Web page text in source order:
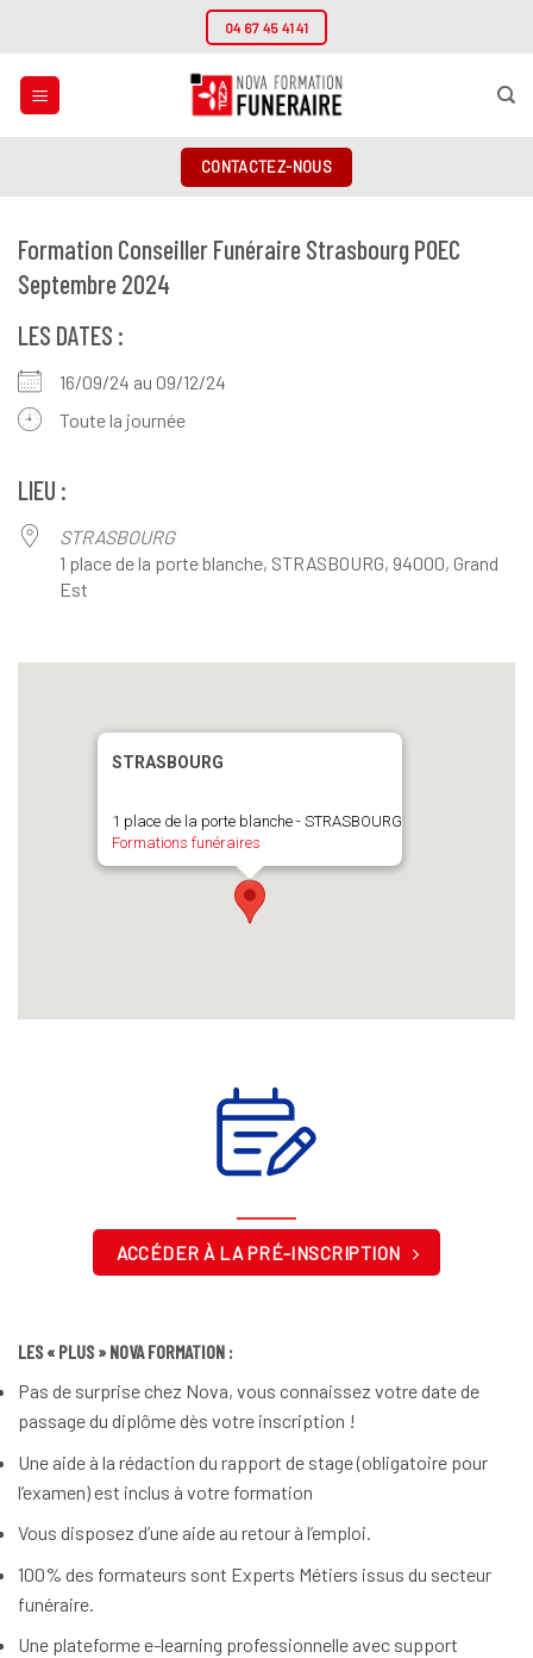
contenu
04 67 45 41 41
CONTACTEZ-NOUS
Formation Conseiller Funéraire Strasbourg POEC
Septembre 2024
LES DATES :
16/09/24 au 09/12/24
Toute la journée
LIEU :
STRASBOURG
1 place de la porte blanche, STRASBOURG, 94000, Grand
Est
STRASBOURG
1 place de la porte blanche - STRASBOURG
Formations funéraires
ACCÉDER À LA PRÉ-INSCRIPTION
LES « PLUS » NOVA FORMATION :
Pas de surprise chez Nova, vous connaissez votre date de
passage du diplôme dès votre inscription !
Une aide à la rédaction du rapport de stage (obligatoire pour
l’examen) est inclus à votre formation
Vous disposez d’une aide au retour à l’emploi.
100% des formateurs sont Experts Métiers issus du secteur
funéraire.
Une plateforme e-learning professionnelle avec support